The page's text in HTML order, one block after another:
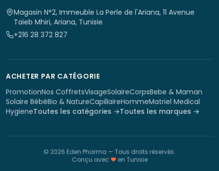
Magasin N°2, Immeuble La Perle de l'Ariana, 11 Avenue
Taïeb Mhiri, Ariana, Tunisie
+216 28 372 827
ACHETER PAR CATÉGORIE
PromotionNos CoffretsVisageSolaireCorpsBebe & Maman
Solaire BébéBio & NatureCapillaireHommeMatriel Medical
HygieneToutes les catégories →Toutes les marques →
© 2026 Eden Pharma — Tous droits réservés.
Conçu avec ♥en Tunisie